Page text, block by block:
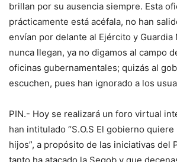
brillan por su ausencia siempre. Esta
prácticamente está acéfala, no han
envían por delante al Ejército y Guardia
nunca llegan, ya no digamos al campo
oficinas gubernamentales; quizás al
escuchen, pues han ignorado a los
PIN.- Hoy se realizará un foro virtual
han intitulado “S.O.S El gobierno
hijos”, a propósito de las iniciativas del